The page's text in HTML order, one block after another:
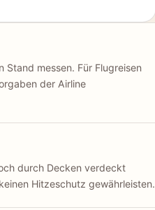
Stand messen. Für Flugreisen
der Airline
durch Decken verdeckt
Hitzeschutz gewährleisten.